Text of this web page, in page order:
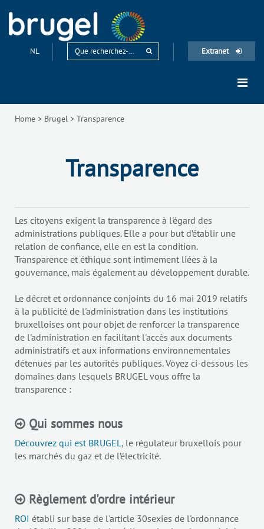
NL Extranet
Home > Brugel > Transparence
Transparence
Les citoyens exigent la transparence à l'égard des
administrations publiques. Elle a pour but d’établir une
relation de confiance, elle en est la condition.
Transparence et éthique sont intimement liées à la
gouvernance, mais également au développement durable.
Le décret et ordonnance conjoints du 16 mai 2019 relatifs
à la publicité de l'administration dans les institutions
bruxelloises ont pour objet de renforcer la transparence
de l'administration en facilitant l'accès aux documents
administratifs et aux informations environnementales
détenues par les autorités publiques. Voyez ci-dessous les
domaines dans lesquels BRUGEL vous offre la
transparence :
Qui sommes nous
Découvrez qui est BRUGEL, le régulateur bruxellois pour
les marchés du gaz et de l’électricité.
Règlement d'ordre intérieur
ROI établi sur base de l'article 30sexies de l'ordonnance